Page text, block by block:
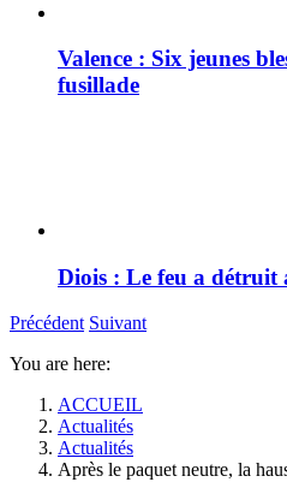
Valence : Six jeunes
fusillade
Diois : Le feu a détruit
Précédent Suivant
You are here:
ACCUEIL
Actualités
Actualités
Après le paquet neutre, la